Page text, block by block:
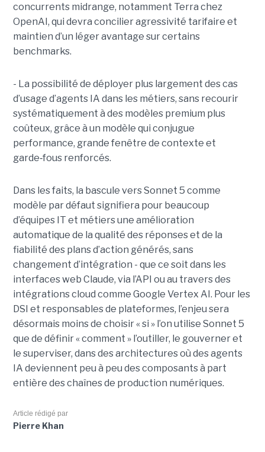
concurrents midrange, notamment Terra chez
OpenAI, qui devra concilier agressivité tarifaire et
maintien d’un léger avantage sur certains
benchmarks.
- La possibilité de déployer plus largement des cas
d’usage d’agents IA dans les métiers, sans recourir
systématiquement à des modèles premium plus
coûteux, grâce à un modèle qui conjugue
performance, grande fenêtre de contexte et
garde‑fous renforcés.
Dans les faits, la bascule vers Sonnet 5 comme
modèle par défaut signifiera pour beaucoup
d’équipes IT et métiers une amélioration
automatique de la qualité des réponses et de la
fiabilité des plans d’action générés, sans
changement d’intégration - que ce soit dans les
interfaces web Claude, via l’API ou au travers des
intégrations cloud comme Google Vertex AI. Pour les
DSI et responsables de plateformes, l’enjeu sera
désormais moins de choisir « si » l’on utilise Sonnet 5
que de définir « comment » l’outiller, le gouverner et
le superviser, dans des architectures où des agents
IA deviennent peu à peu des composants à part
entière des chaînes de production numériques.
Article rédigé par
Pierre Khan